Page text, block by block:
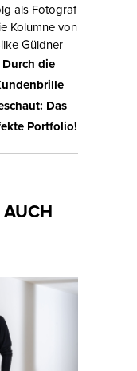
als Fotograf
Kolumne von
Güldner
Durch die
Das
Portfolio!